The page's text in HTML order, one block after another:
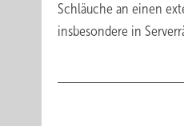
Schläuche an einen
insbesondere in